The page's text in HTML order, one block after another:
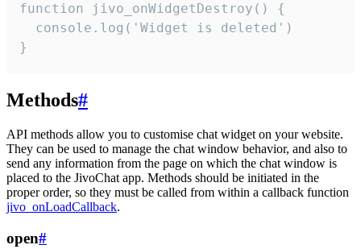
function jivo_onWidgetDestroy() {
  console.log('Widget is deleted')
}
Methods#
API methods allow you to customise chat widget on your website.
They can be used to manage the chat window behavior, and also to
send any information from the page on which the chat window is
placed to the JivoChat app. Methods should be initiated in the
proper order, so they must be called from within a callback function
jivo_onLoadCallback.
open#